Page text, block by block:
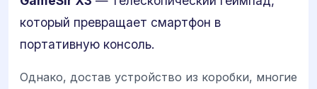
который превращает смартфон в
портативную консоль.
Однако, достав устройство из коробки, многие